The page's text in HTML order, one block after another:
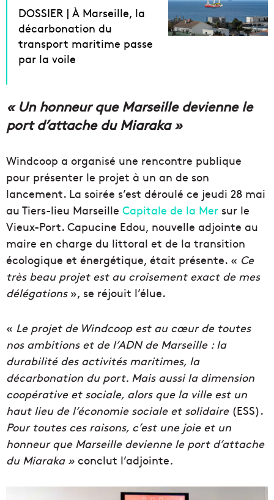
DOSSIER | À Marseille, la
décarbonation du
transport maritime passe
par la voile
« Un honneur que Marseille devienne le
port d’attache du Miaraka »
Windcoop a organisé une rencontre publique
pour présenter le projet à un an de son
lancement. La soirée s’est déroulé ce jeudi 28 mai
au Tiers-lieu Marseille Capitale de la Mer sur le
Vieux-Port. Capucine Edou, nouvelle adjointe au
maire en charge du littoral et de la transition
écologique et énergétique, était présente. « Ce
très beau projet est au croisement exact de mes
délégations», se réjouit l’élue.
« Le projet de Windcoop est au cœur de toutes
nos ambitions et de l’ADN de Marseille : la
durabilité des activités maritimes, la
décarbonation du port. Mais aussi la dimension
coopérative et sociale, alors que la ville est un
haut lieu de l’économie sociale et solidaire (ESS).
Pour toutes ces raisons, c’est une joie et un
honneur que Marseille devienne le port d’attache
du Miaraka » conclut l’adjointe.